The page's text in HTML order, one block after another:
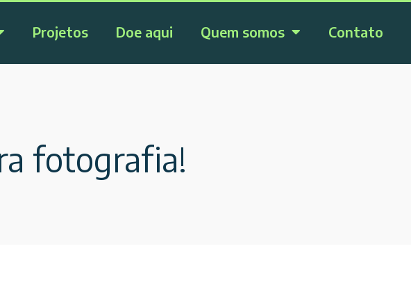
Projetos Doe aqui Quem somos Contato
fotografia!